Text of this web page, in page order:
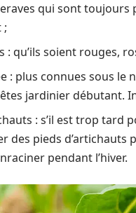
qui sont toujours
;
: qu’ils soient rouges,
: plus connues sous le
jardinier débutant.
: s’il est trop tard
des pieds d’artichauts
pendant l’hiver.